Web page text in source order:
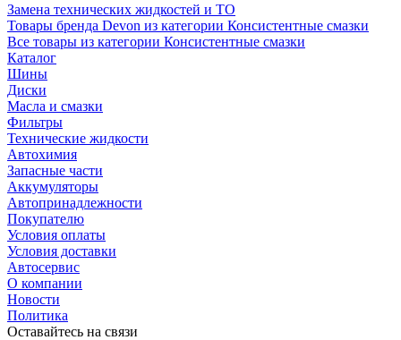
Замена технических жидкостей и ТО
Товары бренда Devon из категории Консистентные смазки
Все товары из категории Консистентные смазки
Каталог
Шины
Диски
Масла и смазки
Фильтры
Технические жидкости
Автохимия
Запасные части
Аккумуляторы
Автопринадлежности
Покупателю
Условия оплаты
Условия доставки
Автосервис
О компании
Новости
Политика
Оставайтесь на связи